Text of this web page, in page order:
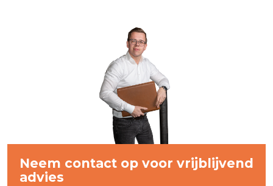
Neem contact op voor vrijblijvend
advies